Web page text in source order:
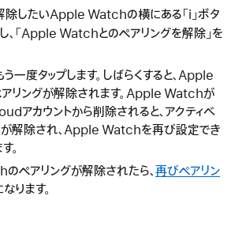
除したいApple Watchの横にある「i」ボタ
、「Apple Watchとのペアリングを解除」を
一度タップします。しばらくすると、Apple
リングが解除されます。Apple Watchが
アカウントから削除されると、アクティベ
が解除され、Apple Watchを再び設定でき
。
ペアリングが解除されたら、再びペアリン
ります。